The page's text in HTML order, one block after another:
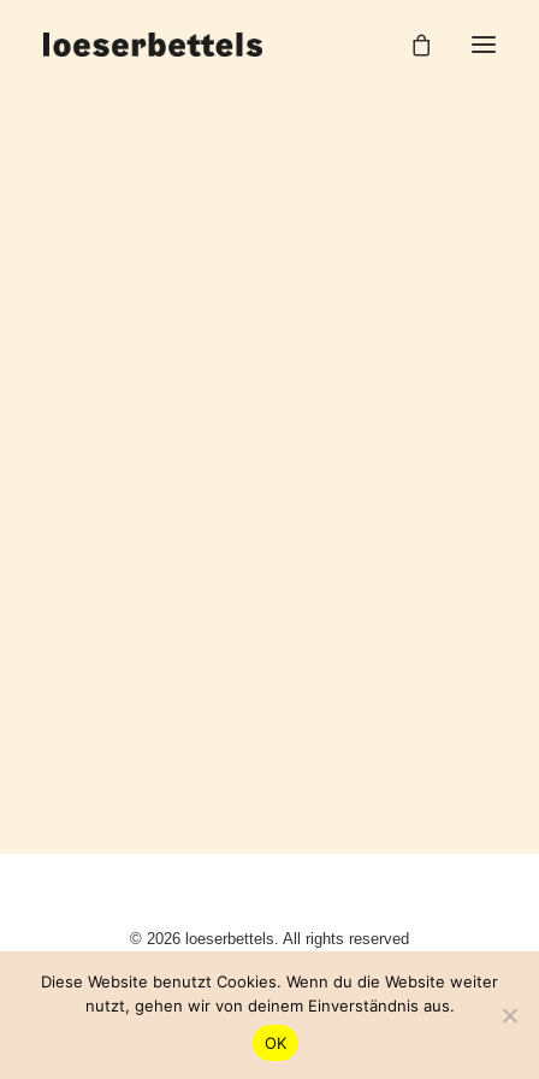
© 2026 loeserbettels. All rights reserved
Diese Website benutzt Cookies. Wenn du die Website weiter
nutzt, gehen wir von deinem Einverständnis aus.
OK